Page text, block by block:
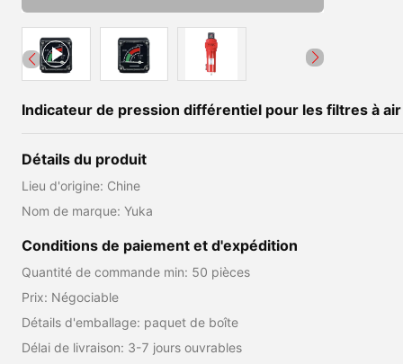
Indicateur de pression différentiel pour les filtres à
Détails du produit
Lieu d'origine: Chine
Nom de marque: Yuka
Conditions de paiement et d'expédition
Quantité de commande min: 50 pièces
Prix: Négociable
Détails d'emballage: paquet de boîte
Délai de livraison: 3-7 jours ouvrables